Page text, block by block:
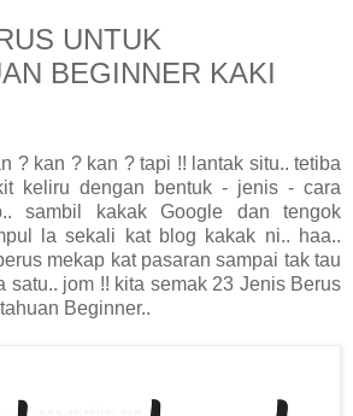
UNTUK
BEGINNER KAKI
? kan ? kan ? tapi !! lantak situ.. tetiba
keliru dengan bentuk - jenis - cara
sambil kakak Google dan tengok
la sekali kat blog kakak ni.. haa..
mekap kat pasaran sampai tak tau
satu.. jom !! kita semak 23 Jenis Berus
Beginner..